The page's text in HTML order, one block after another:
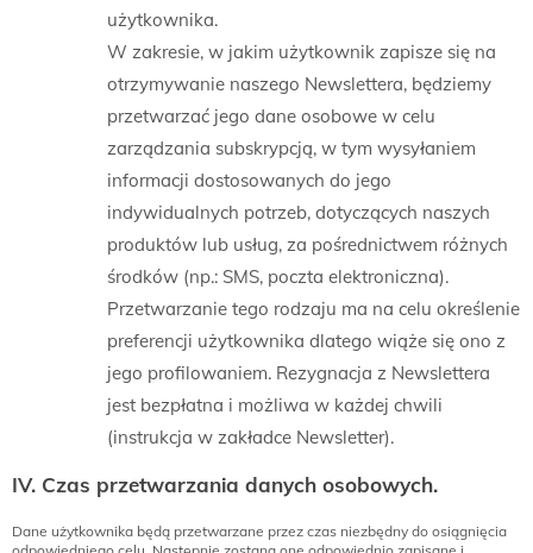
użytkownika.
W zakresie, w jakim użytkownik zapisze się na
otrzymywanie naszego Newslettera, będziemy
przetwarzać jego dane osobowe w celu
zarządzania subskrypcją, w tym wysyłaniem
informacji dostosowanych do jego
indywidualnych potrzeb, dotyczących naszych
produktów lub usług, za pośrednictwem różnych
środków (np.: SMS, poczta elektroniczna).
Przetwarzanie tego rodzaju ma na celu określenie
preferencji użytkownika dlatego wiąże się ono z
jego profilowaniem. Rezygnacja z Newslettera
jest bezpłatna i możliwa w każdej chwili
(instrukcja w zakładce Newsletter).
IV. Czas przetwarzania danych osobowych.
Dane użytkownika będą przetwarzane przez czas niezbędny do osiągnięcia